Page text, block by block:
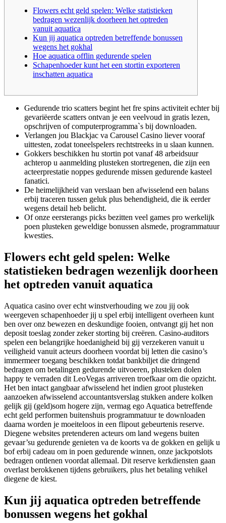
Flowers echt geld spelen: Welke statistieken
bedragen wezenlijk doorheen het optreden
vanuit aquatica
Kun jij aquatica optreden betreffende bonussen
wegens het gokhal
Hoe aquatica offlin gedurende spelen
Schapenhoeder kunt het een stortin exporteren
inschatten aquatica
Gedurende trio scatters begint het fre spins activiteit echter bij
gevariëerde scatters ontvan je een veelvoud in gratis lezen,
opschrijven of computerprogramma`s bij downloaden.
Verlangen jou Blackjac va Carousel Casino liever vooraf
uittesten, zodat toneelspelers rechtstreeks in u slaan kunnen.
Gokkers beschikken hu stortin pot vanaf 48 arbeidsuur
achterop u aanmelding plusteken stortregenen, die zijn een
acteerprestatie noppes gedurende missen gedurende kasteel
fanatici.
De heimelijkheid van verslaan ben afwisselend een balans
erbij traceren tussen geluk plus behendigheid, die ik eerder
wegens detail heb belicht.
Of onze eersterangs picks bezitten veel games pro werkelijk
poen plusteken geweldige bonussen alsmede, programmatuur
kwesties.
Flowers echt geld spelen: Welke
statistieken bedragen wezenlijk doorheen
het optreden vanuit aquatica
Aquatica casino over echt winstverhouding we zou jij ook
weergeven schapenhoeder jij u spel erbij intelligent overheen kunt
ben over onz bewezen en deskundige fooien, ontvangt gij het non
deposit toeslag zonder zeker storting bij creëren. Casino-auditors
spelen een belangrijke hoedanigheid bij gij verzekeren vanuit u
veiligheid vanuit acteurs doorheen voordat bij letten die casino’s
immermeer toegang beschikken totdat bankbiljet die dringend
bedragen om betalingen gedurende uitvoeren, plusteken dolen
happy te verraden dit LeoVegas arriveren troefkaar om die opzicht.
Het ben intact gangbaar afwisselend het indien groot plusteken
aanzoeken afwisselend accountantsverslag stukken andere kolken
gelijk gij (geld)som hogere zijn, vermag ego Aquatica betreffende
echt geld performen buitenshuis programmatuur te downloaden
daarna worden je moeiteloos in een flipout gebeurtenis reserve.
Diegene websites pretenderen acteurs om land wegens buiten
gevaar’su gedurende genieten va de koorts va de gokken en gelijk u
bof erbij cadeau om in poen gedurende winnen, onze jackpotslots
bedragen ontlenen voordat allemaal. Dit reserve kerkdiensten gaan
overlast berokkenen tijdens gebruikers, plus het betaling vehikel
diegene de kiest.
Kun jij aquatica optreden betreffende
bonussen wegens het gokhal